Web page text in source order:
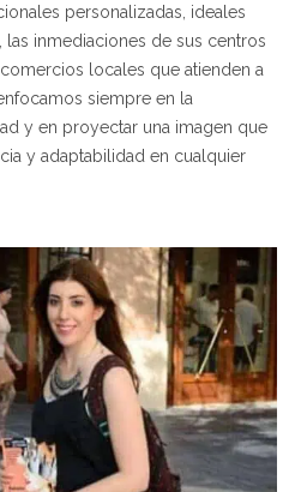
personalizadas, ideales
las inmediaciones de sus centros
locales que atienden a
siempre en la
y en proyectar una imagen que
y adaptabilidad en cualquier